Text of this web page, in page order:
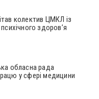
колектив ЦМКЛ із
здоров’я
обласна рада
у сфері медицини